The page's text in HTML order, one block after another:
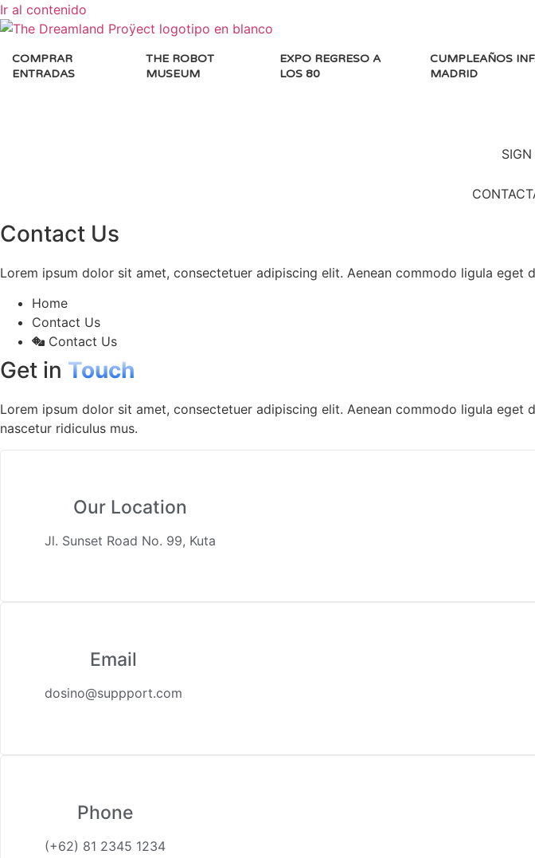
Ir al contenido
COMPRAR
ENTRADAS
THE ROBOT
MUSEUM
EXPO REGRESO A
LOS 80
CUMPLEAÑOS
MADRID
Contact Us
Lorem ipsum dolor sit amet, consectetuer adipiscing elit. Aenean commodo ligula eget
Home
Contact Us
Contact Us
Get in Touch
Lorem ipsum dolor sit amet, consectetuer adipiscing elit. Aenean commodo ligula
nascetur ridiculus mus.
Our Location
Jl. Sunset Road No. 99, Kuta
Email
dosino@suppport.com
Phone
(+62) 81 2345 1234